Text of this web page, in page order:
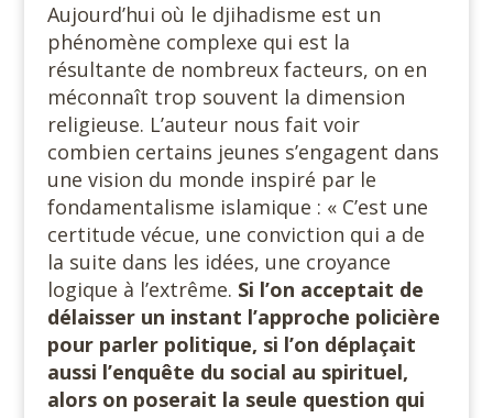
Aujourd’hui où le djihadisme est un
phénomène complexe qui est la
résultante de nombreux facteurs, on en
méconnaît trop souvent la dimension
religieuse. L’auteur nous fait voir
combien certains jeunes s’engagent dans
une vision du monde inspiré par le
fondamentalisme islamique : « C’est une
certitude vécue, une conviction qui a de
la suite dans les idées, une croyance
logique à l’extrême. Si l’on acceptait de
délaisser un instant l’approche policière
pour parler politique, si l’on déplaçait
aussi l’enquête du social au spirituel,
alors on poserait la seule question qui